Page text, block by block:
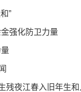
”
强化防卫力量
残夜江春入旧年生